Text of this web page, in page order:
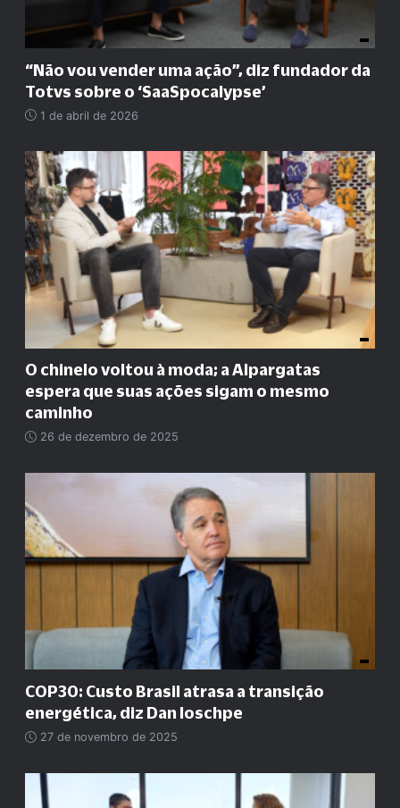
“Não vou vender uma ação”, diz fundador da
Totvs sobre o ‘SaaSpocalypse’
1 de abril de 2026
O chinelo voltou à moda; a Alpargatas
espera que suas ações sigam o mesmo
caminho
26 de dezembro de 2025
COP30: Custo Brasil atrasa a transição
energética, diz Dan Ioschpe
27 de novembro de 2025